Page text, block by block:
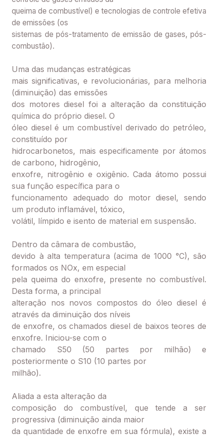
queima de combustível) e tecnologias de controle efetiva
de emissões (os
sistemas de pós-tratamento de emissão de gases, pós-
combustão).
Uma das mudanças estratégicas
mais significativas, e revolucionárias, para melhoria
(diminuição) das emissões
dos motores diesel foi a alteração da constituição
química do próprio diesel. O
óleo diesel é um combustível derivado do petróleo,
constituído por
hidrocarbonetos, mais especificamente por átomos
de carbono, hidrogênio,
enxofre, nitrogênio e oxigênio. Cada átomo possui
sua função específica para o
funcionamento adequado do motor diesel, sendo
um produto inflamável, tóxico,
volátil, límpido e isento de material em suspensão.
Dentro da câmara de combustão,
devido à alta temperatura (acima de 1000 °C), são
formados os NOx, em especial
pela queima do enxofre, presente no combustível.
Desta forma, a principal
alteração nos novos compostos do óleo diesel é
através da diminuição dos níveis
de enxofre, os chamados diesel de baixos teores de
enxofre. Iniciou-se com o
chamado S50 (50 partes por milhão) e
posteriormente o S10 (10 partes por
milhão).
Aliada a esta alteração da
composição do combustível, que tende a ser
progressiva (diminuição ainda maior
da quantidade de enxofre em sua fórmula), existe a